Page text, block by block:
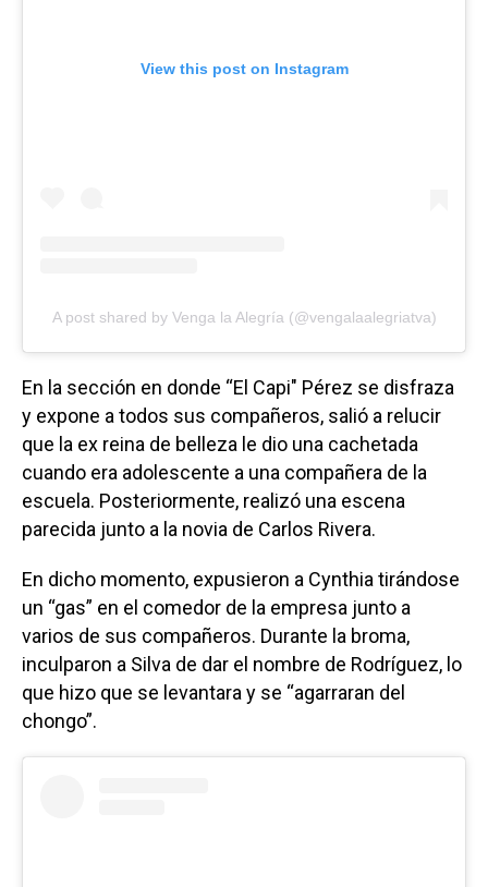
View this post on Instagram
A post shared by Venga la Alegría (@vengalaalegriatva)
En la sección en donde “El Capi" Pérez se disfraza
y expone a todos sus compañeros, salió a relucir
que la ex reina de belleza le dio una cachetada
cuando era adolescente a una compañera de la
escuela. Posteriormente, realizó una escena
parecida junto a la novia de Carlos Rivera.
En dicho momento, expusieron a Cynthia tirándose
un “gas” en el comedor de la empresa junto a
varios de sus compañeros. Durante la broma,
inculparon a Silva de dar el nombre de Rodríguez, lo
que hizo que se levantara y se “agarraran del
chongo”.